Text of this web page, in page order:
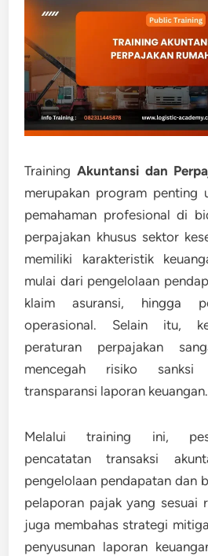
Training Akuntansi dan
merupakan program penting
pemahaman profesional di
perpajakan khusus sektor
memiliki karakteristik
mulai dari pengelolaan
klaim asuransi, hingga
operasional. Selain itu,
peraturan perpajakan
mencegah risiko sanksi
transparansi laporan keuangan.
Melalui training ini,
pencatatan transaksi
pengelolaan pendapatan dan
pelaporan pajak yang sesuai
juga membahas strategi
penyusunan laporan